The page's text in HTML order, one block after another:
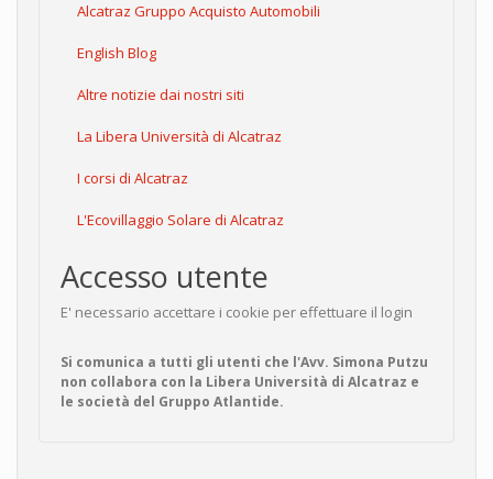
Alcatraz Gruppo Acquisto Automobili
English Blog
Altre notizie dai nostri siti
La Libera Università di Alcatraz
I corsi di Alcatraz
L'Ecovillaggio Solare di Alcatraz
Accesso utente
E' necessario accettare i cookie per effettuare il login
Si comunica a tutti gli utenti che l'Avv. Simona Putzu
non collabora con la Libera Università di Alcatraz e
le società del Gruppo Atlantide.